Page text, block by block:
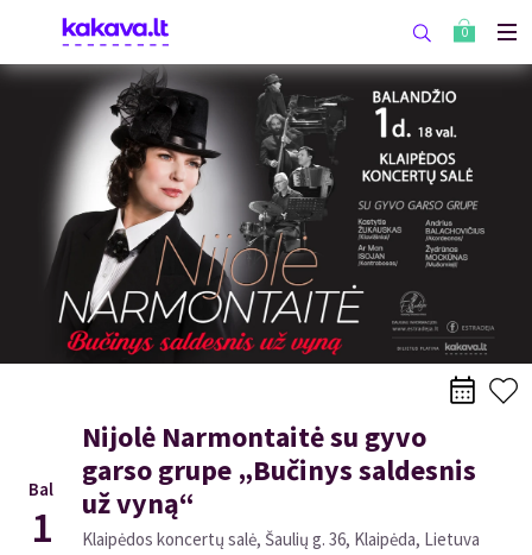
0
Bal
1
Nijolė Narmontaitė su gyvo
garso grupe „Bučinys saldesnis
už vyną“
Klaipėdos koncertų salė, Šaulių g. 36, Klaipėda, Lietuva